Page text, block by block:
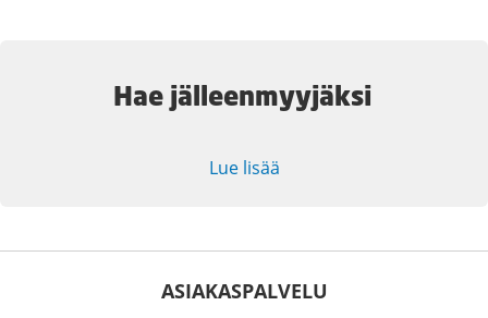
Hae jälleenmyyjäksi
Lue lisää
ASIAKASPALVELU